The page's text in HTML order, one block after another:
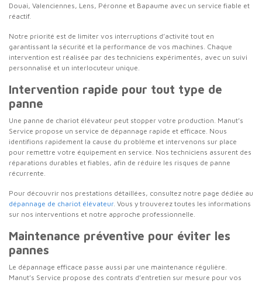
Douai, Valenciennes, Lens, Péronne et Bapaume avec un service fiable et
réactif.
Notre priorité est de limiter vos interruptions d’activité tout en
garantissant la sécurité et la performance de vos machines. Chaque
intervention est réalisée par des techniciens expérimentés, avec un suivi
personnalisé et un interlocuteur unique.
Intervention rapide pour tout type de
panne
Une panne de chariot élévateur peut stopper votre production. Manut’s
Service propose un service de dépannage rapide et efficace. Nous
identifions rapidement la cause du problème et intervenons sur place
pour remettre votre équipement en service. Nos techniciens assurent des
réparations durables et fiables, afin de réduire les risques de panne
récurrente.
Pour découvrir nos prestations détaillées, consultez notre page dédiée au
dépannage de chariot élévateur. Vous y trouverez toutes les informations
sur nos interventions et notre approche professionnelle.
Maintenance préventive pour éviter les
pannes
Le dépannage efficace passe aussi par une maintenance régulière.
Manut’s Service propose des contrats d’entretien sur mesure pour vos